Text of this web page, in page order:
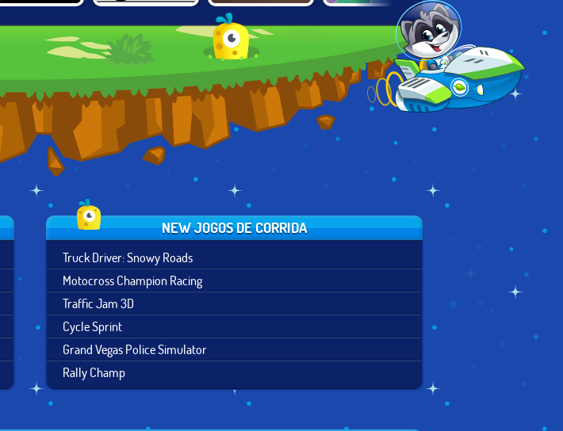
FREE RIDER
RACING DELUXE
BIKES HILL
NEW JOGOS DE CORRIDA
Truck Driver: Snowy Roads
Motocross Champion Racing
Traffic Jam 3D
Cycle Sprint
Grand Vegas Police Simulator
Rally Champ